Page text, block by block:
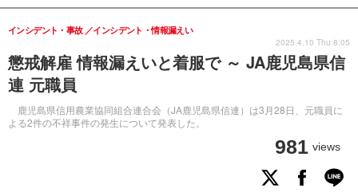
懲戒解雇 情報漏えいと着服で ～ JA鹿児島県信
連 元職員
鹿児島県信用農業協同組合連合会（JA鹿児島県信連）は3月28日、元職員に
よる2件の不祥事件の発生について発表した。
インシデント・事故 インシデント・情報漏えい
981 views
2025.4.10 Thu 8:05